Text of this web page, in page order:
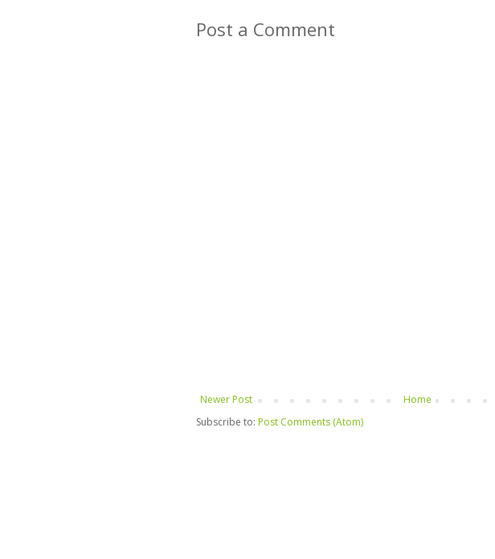
Post a Comment
Newer Post
Home
Subscribe to: Post Comments (Atom)